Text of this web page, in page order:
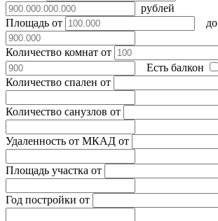
рублей
Площадь от до
Количество комнат от
Есть балкон
Количество спален от
Количество санузлов от
Удаленность от МКАД от
Площадь участка от
Год постройки от